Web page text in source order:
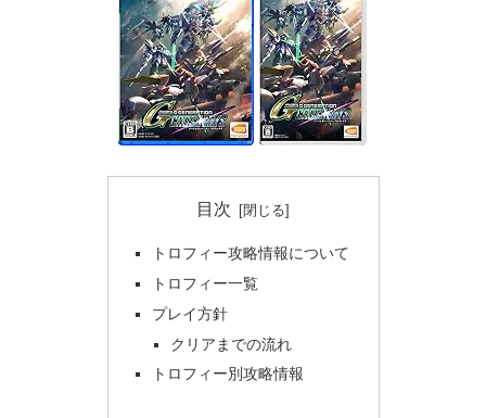
目次
トロフィー攻略情報について
トロフィー一覧
プレイ方針
クリアまでの流れ
トロフィー別攻略情報